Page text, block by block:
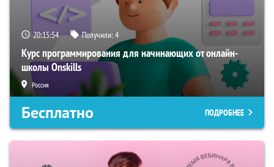
20:15:53 Получили:4
Курс программирования для начинающих от онлайн-
школы Onskills
Россия
Бесплатно ПОДРОБНЕЕ